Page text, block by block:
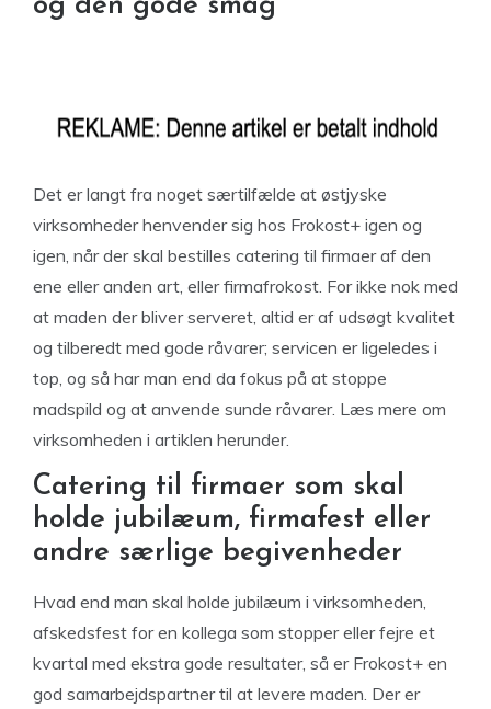
og den gode smag
Det er langt fra noget særtilfælde at østjyske
virksomheder henvender sig hos Frokost+ igen og
igen, når der skal bestilles catering til firmaer af den
ene eller anden art, eller firmafrokost. For ikke nok med
at maden der bliver serveret, altid er af udsøgt kvalitet
og tilberedt med gode råvarer; servicen er ligeledes i
top, og så har man end da fokus på at stoppe
madspild og at anvende sunde råvarer. Læs mere om
virksomheden i artiklen herunder.
Catering til firmaer som skal
holde jubilæum, firmafest eller
andre særlige begivenheder
Hvad end man skal holde jubilæum i virksomheden,
afskedsfest for en kollega som stopper eller fejre et
kvartal med ekstra gode resultater, så er Frokost+ en
god samarbejdspartner til at levere maden. Der er